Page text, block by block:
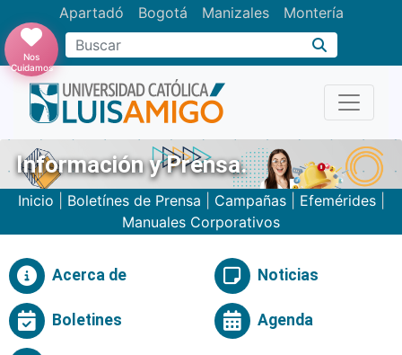
Apartadó Bogotá Manizales Montería
Buscar
Nos
Cuidamos
Información y Prensa.
Inicio Boletínes de Prensa Campañas| Efemérides|
Manuales Corporativos
Acerca de Noticias
Boletines Agenda